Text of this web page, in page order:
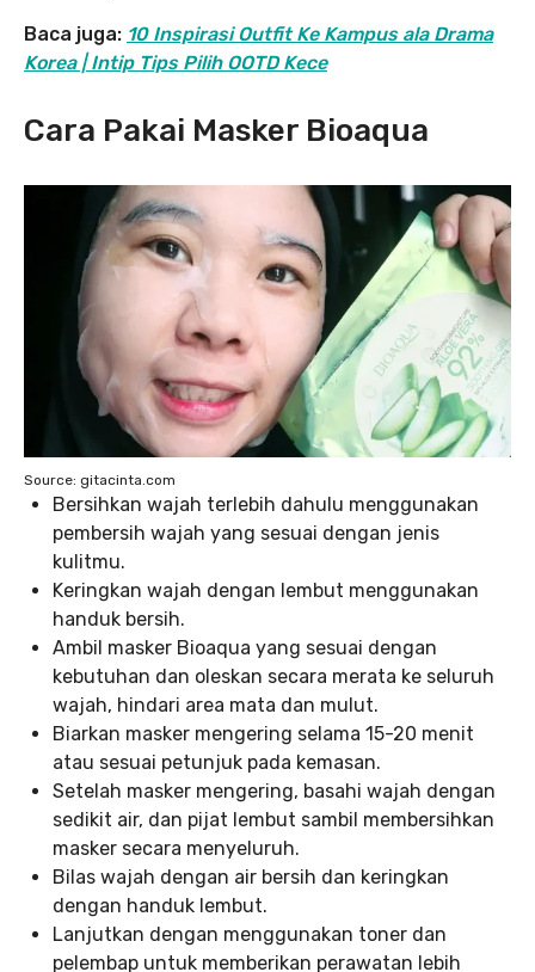
Baca juga: 10 Inspirasi Outfit Ke Kampus ala Drama
Korea | Intip Tips Pilih OOTD Kece
Cara Pakai Masker Bioaqua
Source: gitacinta.com
Bersihkan wajah terlebih dahulu menggunakan
pembersih wajah yang sesuai dengan jenis
kulitmu.
Keringkan wajah dengan lembut menggunakan
handuk bersih.
Ambil masker Bioaqua yang sesuai dengan
kebutuhan dan oleskan secara merata ke seluruh
wajah, hindari area mata dan mulut.
Biarkan masker mengering selama 15-20 menit
atau sesuai petunjuk pada kemasan.
Setelah masker mengering, basahi wajah dengan
sedikit air, dan pijat lembut sambil membersihkan
masker secara menyeluruh.
Bilas wajah dengan air bersih dan keringkan
dengan handuk lembut.
Lanjutkan dengan menggunakan toner dan
pelembap untuk memberikan perawatan lebih